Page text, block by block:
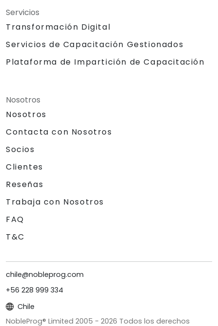
Servicios
Transformación Digital
Servicios de Capacitación Gestionados
Plataforma de Impartición de Capacitación
Nosotros
Nosotros
Contacta con Nosotros
Socios
Clientes
Reseñas
Trabaja con Nosotros
FAQ
T&C
chile@nobleprog.com
+56 228 999 334
Chile
NobleProg® Limited 2005 - 2026 Todos los derechos